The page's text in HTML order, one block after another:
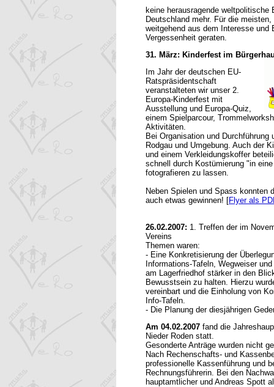
keine herausragende weltpolitische
Deutschland mehr. Für die
weitgehend aus dem Interesse
Vergessenheit geraten.
31. März: Kinderfest im
Im Jahr der deutschen EU-
Ratspräsidentschaft
veranstalteten wir unser 2.
Europa-Kinderfest mit
Ausstellung und Europa-Quiz,
einem Spielparcour,
Aktivitäten.
Bei Organisation und
Rodgau und Umgebung. Auch der
und einem Verkleidungskoffer
schnell durch Kostümierung "in
fotografieren zu lassen.
Neben Spielen und Spass konnten
auch etwas gewinnen! [Flyer als
26.02.2007: 1. Treffen der im
Vereins
Themen waren:
- Eine Konkretisierung der
Informations-Tafeln, Wegweiser
am Lagerfriedhof stärker in den
Bewusstsein zu halten. Hierzu
vereinbart und die Einholung von
Info-Tafeln.
- Die Planung der diesjährigen
Am 04.02.2007 fand die
Nieder Roden statt.
Gesonderte Anträge wurden nicht
Nach Rechenschafts- und
professionelle Kassenführung und
Rechnungsführerin. Bei den
hauptamtlicher und Andreas Spott